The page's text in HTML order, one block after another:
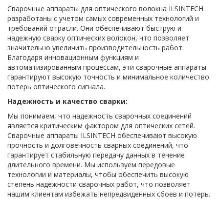
Сварочные аппараты для оптического волокна ILSINTECH
разработаны с учетом самых современных технологий и
требований отрасли. Они обеспечивают быструю и
надежную сварку оптических волокон, что позволяет
значительно увеличить производительность работ.
Благодаря инновационным функциям и
автоматизированным процессам, эти сварочные аппараты
гарантируют высокую точность и минимальное количество
потерь оптического сигнала.
Надежность и качество сварки:
Мы понимаем, что надежность сварочных соединений
является критическим фактором для оптических сетей.
Сварочные аппараты ILSINTECH обеспечивают высокую
прочность и долговечность сварных соединений, что
гарантирует стабильную передачу данных в течение
длительного времени. Мы используем передовые
технологии и материалы, чтобы обеспечить высокую
степень надежности сварочных работ, что позволяет
нашим клиентам избежать непредвиденных сбоев и потерь.